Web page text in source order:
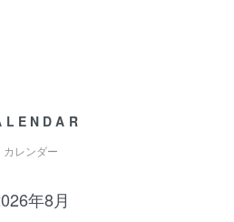
カレンダー
年8月